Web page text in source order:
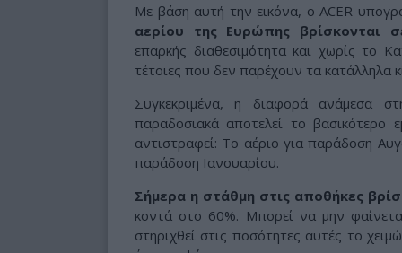
Με βάση αυτή την εικόνα, ο ACER
αερίου της Ευρώπης βρίσκονται
επαρκής διαθεσιμότητα και χωρίς το
τέτοιες που δεν παρέχουν τα κατάλληλα
Συγκεκριμένα, η διαφορά ανάμεσα
παραδοσιακά αποτελεί το βασικότερο
αντιστραφεί: Το αέριο για παράδοση
παράδοση Ιανουαρίου.
Σήμερα η στάθμη στις αποθήκες
κοντά στο 60%. Μπορεί να μην
στηριχθεί στις ποσότητες αυτές το